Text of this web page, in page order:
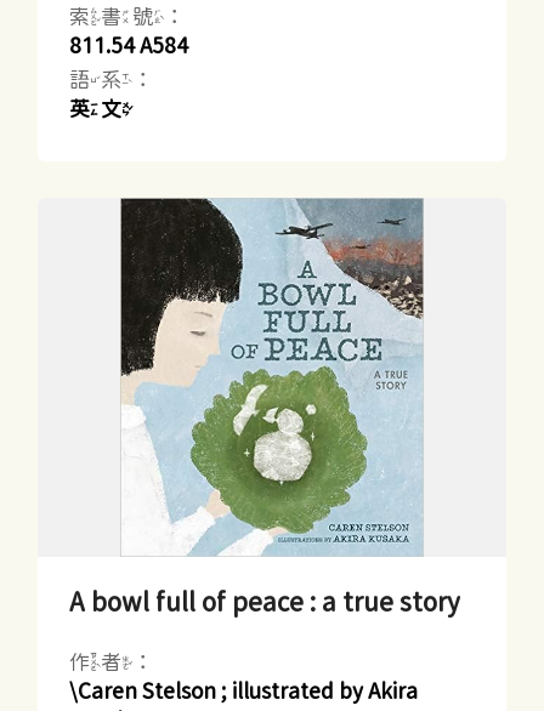
索書號：
811.54 A584
語系：
英文
A bowl full of peace : a true story
作者：
\Caren Stelson ; illustrated by Akira